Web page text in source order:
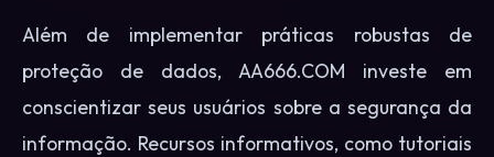
Além de implementar práticas robustas de
proteção de dados, AA666.COM investe em
conscientizar seus usuários sobre a segurança da
informação. Recursos informativos, como tutoriais